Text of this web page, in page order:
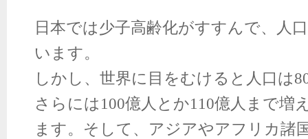
日本では少子高齢化がすすんで、人
います。
しかし、世界に目をむけると人口は
さらには100億人とか110億人まで増
ます。そして、アジアやアフリカ諸